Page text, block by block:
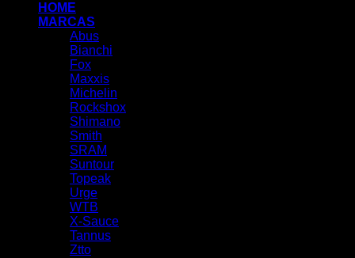
HOME
MARCAS
Abus
Bianchi
Fox
Maxxis
Michelin
Rockshox
Shimano
Smith
SRAM
Suntour
Topeak
Urge
WTB
X-Sauce
Tannus
Ztto